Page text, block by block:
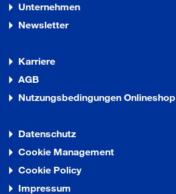
Unternehmen
Newsletter
Karriere
AGB
Nutzungsbedingungen Onlineshop
Datenschutz
Cookie Management
Cookie Policy
Impressum